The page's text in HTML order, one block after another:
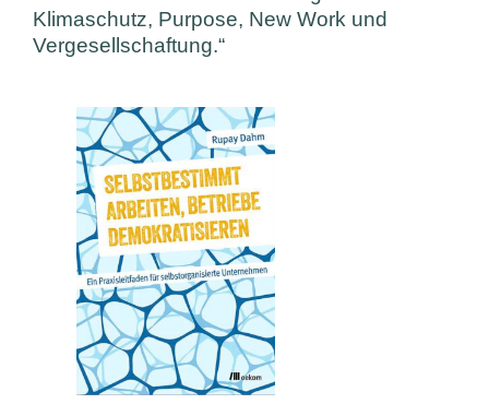
Klimaschutz, Purpose, New Work und
Vergesellschaftung.“